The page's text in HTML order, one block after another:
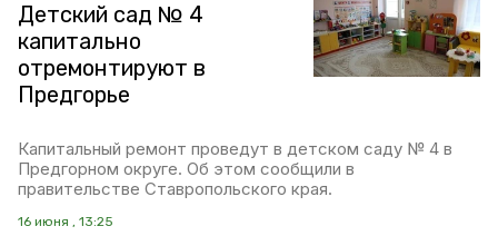
Детский сад № 4
капитально
отремонтируют в
Предгорье
Капитальный ремонт проведут в детском саду № 4 в
Предгорном округе. Об этом сообщили в
правительстве Ставропольского края.
16 июня , 13:25